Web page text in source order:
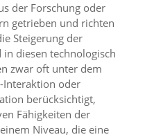
der Forschung oder
getrieben und richten
Steigerung der
diesen technologisch
zwar oft unter dem
Interaktion oder
berücksichtigt,
Fähigkeiten der
Niveau, die eine